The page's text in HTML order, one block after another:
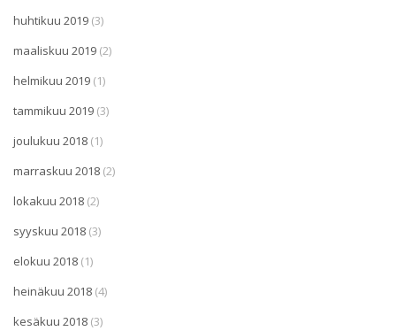
huhtikuu 2019 (3)
maaliskuu 2019 (2)
helmikuu 2019 (1)
tammikuu 2019 (3)
joulukuu 2018 (1)
marraskuu 2018 (2)
lokakuu 2018 (2)
syyskuu 2018 (3)
elokuu 2018 (1)
heinäkuu 2018 (4)
kesäkuu 2018 (3)